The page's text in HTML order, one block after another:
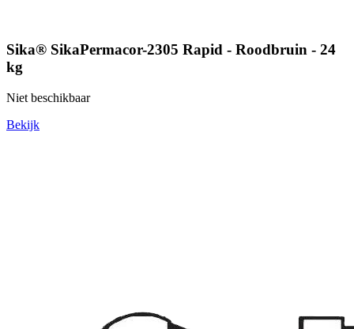
Sika® SikaPermacor-2305 Rapid - Roodbruin - 24
kg
Niet beschikbaar
Bekijk